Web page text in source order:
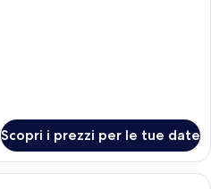
Scopri i prezzi per le tue date
Una camera d'albergo con un letto